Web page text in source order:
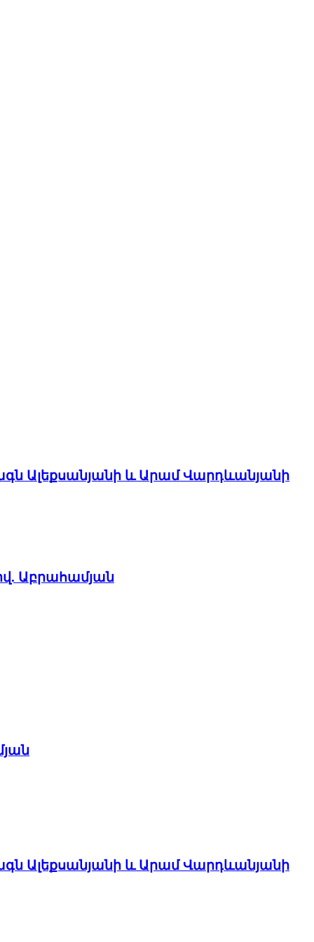
Ալեքսանյանի և Արամ Վարդևանյանի
Աբրահամյան
Ալեքսանյանի և Արամ Վարդևանյանի